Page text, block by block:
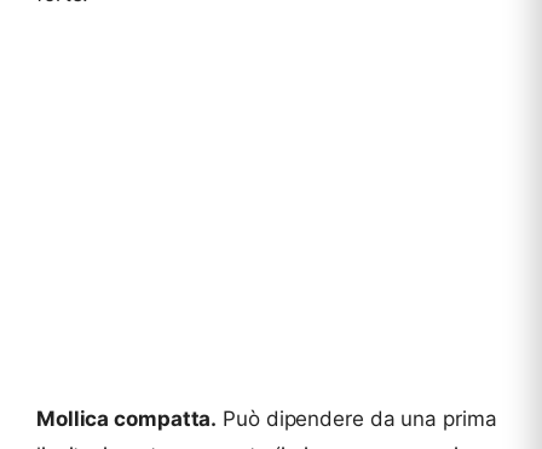
Mollica compatta. Può dipendere da una prima